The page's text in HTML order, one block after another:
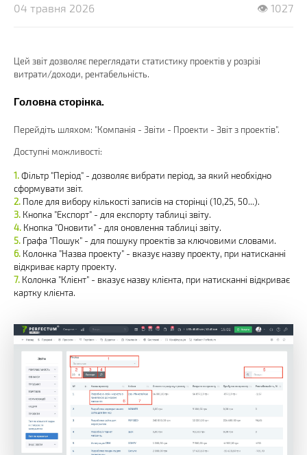
04 травня 2026 👁 1027
Цей звіт дозволяє переглядати статистику проектів у розрізі
витрати/доходи, рентабельність.
Головна сторінка.
Перейдіть шляхом: "Компанія - Звіти - Проекти - Звіт з проектів".
Доступні можливості:
Фільтр "Період" - дозволяє вибрати період, за який необхідно
сформувати звіт.
Поле для вибору кількості записів на сторінці (10,25, 50...).
Кнопка "Експорт" - для експорту таблиці звіту.
Кнопка "Оновити" - для оновлення таблиці звіту.
Графа "Пошук" - для пошуку проектів за ключовими словами.
Колонка "Назва проекту" - вказує назву проекту, при натисканні
відкриває карту проекту.
Колонка "Клієнт" - вказує назву клієнта, при натисканні відкриває
картку клієнта.